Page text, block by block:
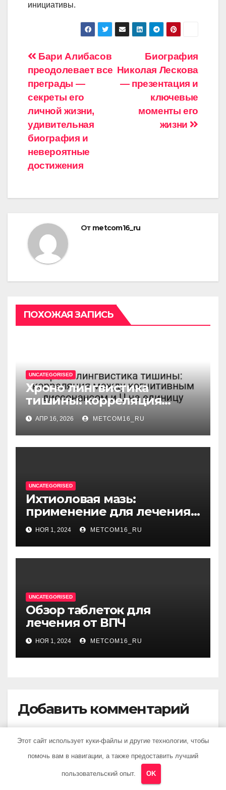
инициативы.
Навигация
по
записям
Биография
Николая Лескова
— презентация и
ключевые
моменты его
жизни
Бари Алибасов
преодолевает все
преграды —
секреты его
личной жизни,
удивительная
биография и
невероятные
достижения
От metcom16_ru
ПОХОЖАЯ ЗАПИСЬ
UNCATEGORISED
Хроно лингвистика
тишины: корреляция
между когнитивным
диссонансом и U на
единицу
АПР 16, 2026 METCOM16_RU
UNCATEGORISED
Ихтиоловая мазь:
применение для лечения
фурункулов
НОЯ 1, 2024 METCOM16_RU
UNCATEGORISED
Обзор таблеток для
лечения от ВПЧ
НОЯ 1, 2024 METCOM16_RU
Добавить комментарий
Для отправки комментария вам необходимо
Этот сайт использует куки-файлы и другие технологии, чтобы
помочь вам в навигации, а также предоставить лучший
пользовательский опыт. OK